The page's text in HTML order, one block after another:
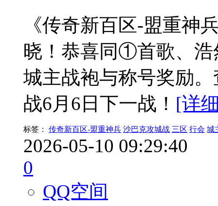
《传奇新百区-盟重神
晓！恭喜同①首歌、浩
城主战袍与称号奖励
战6月6日下一战！ [详
标签： 传奇新百区-盟重神兵 沙巴克攻城战 三区 行会 城
2026-05-10 09:29:40
0
QQ空间